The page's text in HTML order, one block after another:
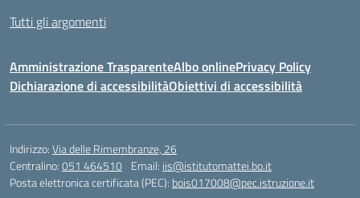
Tutti gli argomenti
Amministrazione TrasparenteAlbo onlinePrivacy Policy
Dichiarazione di accessibilitàObiettivi di accessibilità
Indirizzo:Via delle Rimembranze, 26
Centralino:051 464510 Email: iis@istitutomattei.bo.it
Posta elettronica certificata (PEC): bois017008@pec.istruzione.it